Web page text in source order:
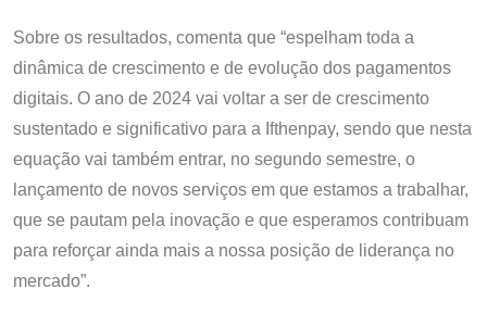
Sobre os resultados, comenta que “espelham toda a
dinâmica de crescimento e de evolução dos pagamentos
digitais. O ano de 2024 vai voltar a ser de crescimento
sustentado e significativo para a Ifthenpay, sendo que nesta
equação vai também entrar, no segundo semestre, o
lançamento de novos serviços em que estamos a trabalhar,
que se pautam pela inovação e que esperamos contribuam
para reforçar ainda mais a nossa posição de liderança no
mercado”.